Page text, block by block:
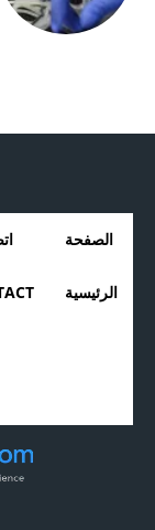
الصفحة
الرئيسية